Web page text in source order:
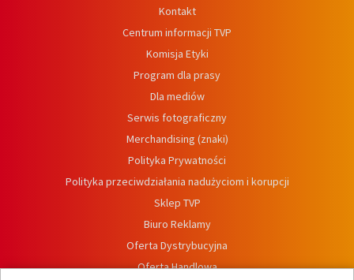
Kontakt
Centrum informacji TVP
Komisja Etyki
Program dla prasy
Dla mediów
Serwis fotograficzny
Merchandising (znaki)
Polityka Prywatności
Polityka przeciwdziałania nadużyciom i korupcji
Sklep TVP
Biuro Reklamy
Oferta Dystrybucyjna
Oferta Handlowa